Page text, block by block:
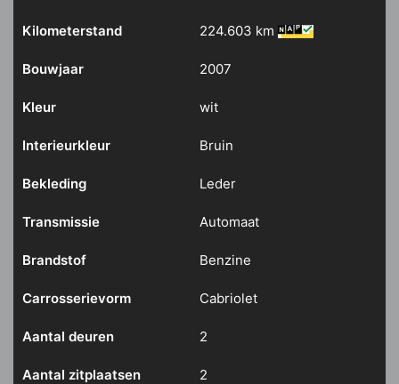
Kilometerstand 224.603 km
Bouwjaar 2007
Kleur wit
Interieurkleur Bruin
Bekleding Leder
Transmissie Automaat
Brandstof Benzine
Carrosserievorm Cabriolet
Aantal deuren 2
Aantal zitplaatsen 2